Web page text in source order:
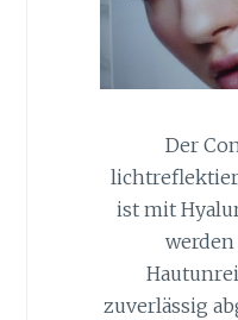
Der
ist mit
zuverlässig